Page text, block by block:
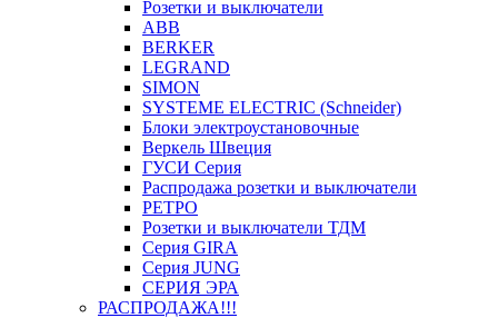
Розетки и выключатели
ABB
BERKER
LEGRAND
SIMON
SYSTEME ELECTRIC (Schneider)
Блоки электроустановочные
Веркель Швеция
ГУСИ Серия
Распродажа розетки и выключатели
РЕТРО
Розетки и выключатели ТДМ
Серия GIRA
Серия JUNG
СЕРИЯ ЭРА
РАСПРОДАЖА!!!